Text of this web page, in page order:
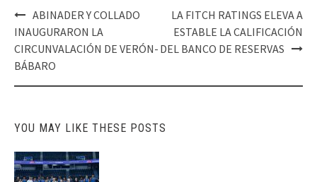
Post
navigation
ABINADER Y COLLADO
INAUGURARON LA
CIRCUNVALACIÓN DE VERÓN-
BÁBARO
LA FITCH RATINGS ELEVA A
ESTABLE LA CALIFICACIÓN
DEL BANCO DE RESERVAS
YOU MAY LIKE THESE POSTS